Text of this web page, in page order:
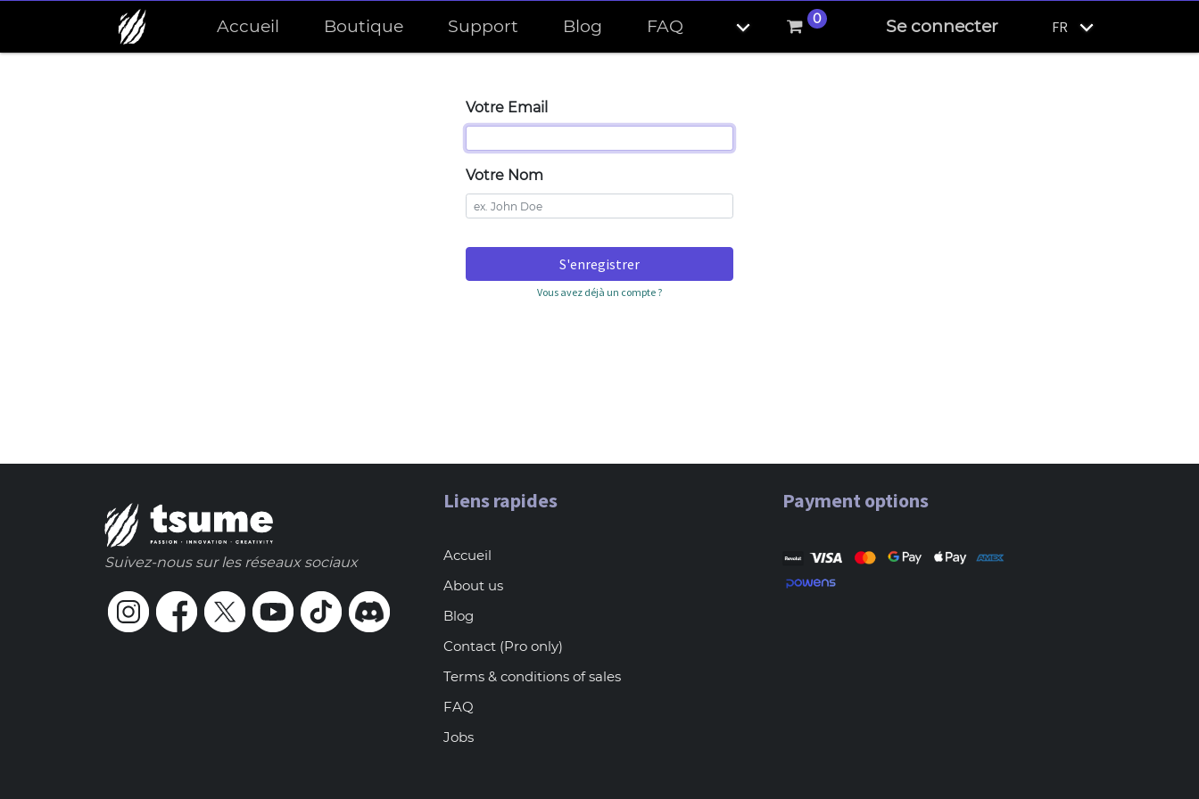
Accueil Boutique Support Blog FAQ 0 Se connecter FR
Votre Email
Votre Nom
S'enregistrer
Vous avez déjà un compte ?
Suivez-nous sur les réseaux sociaux
Liens rapides
Accueil
About us
Blog
Contact (Pro only)
Terms & conditions of sales
FAQ
Jobs
Payment options